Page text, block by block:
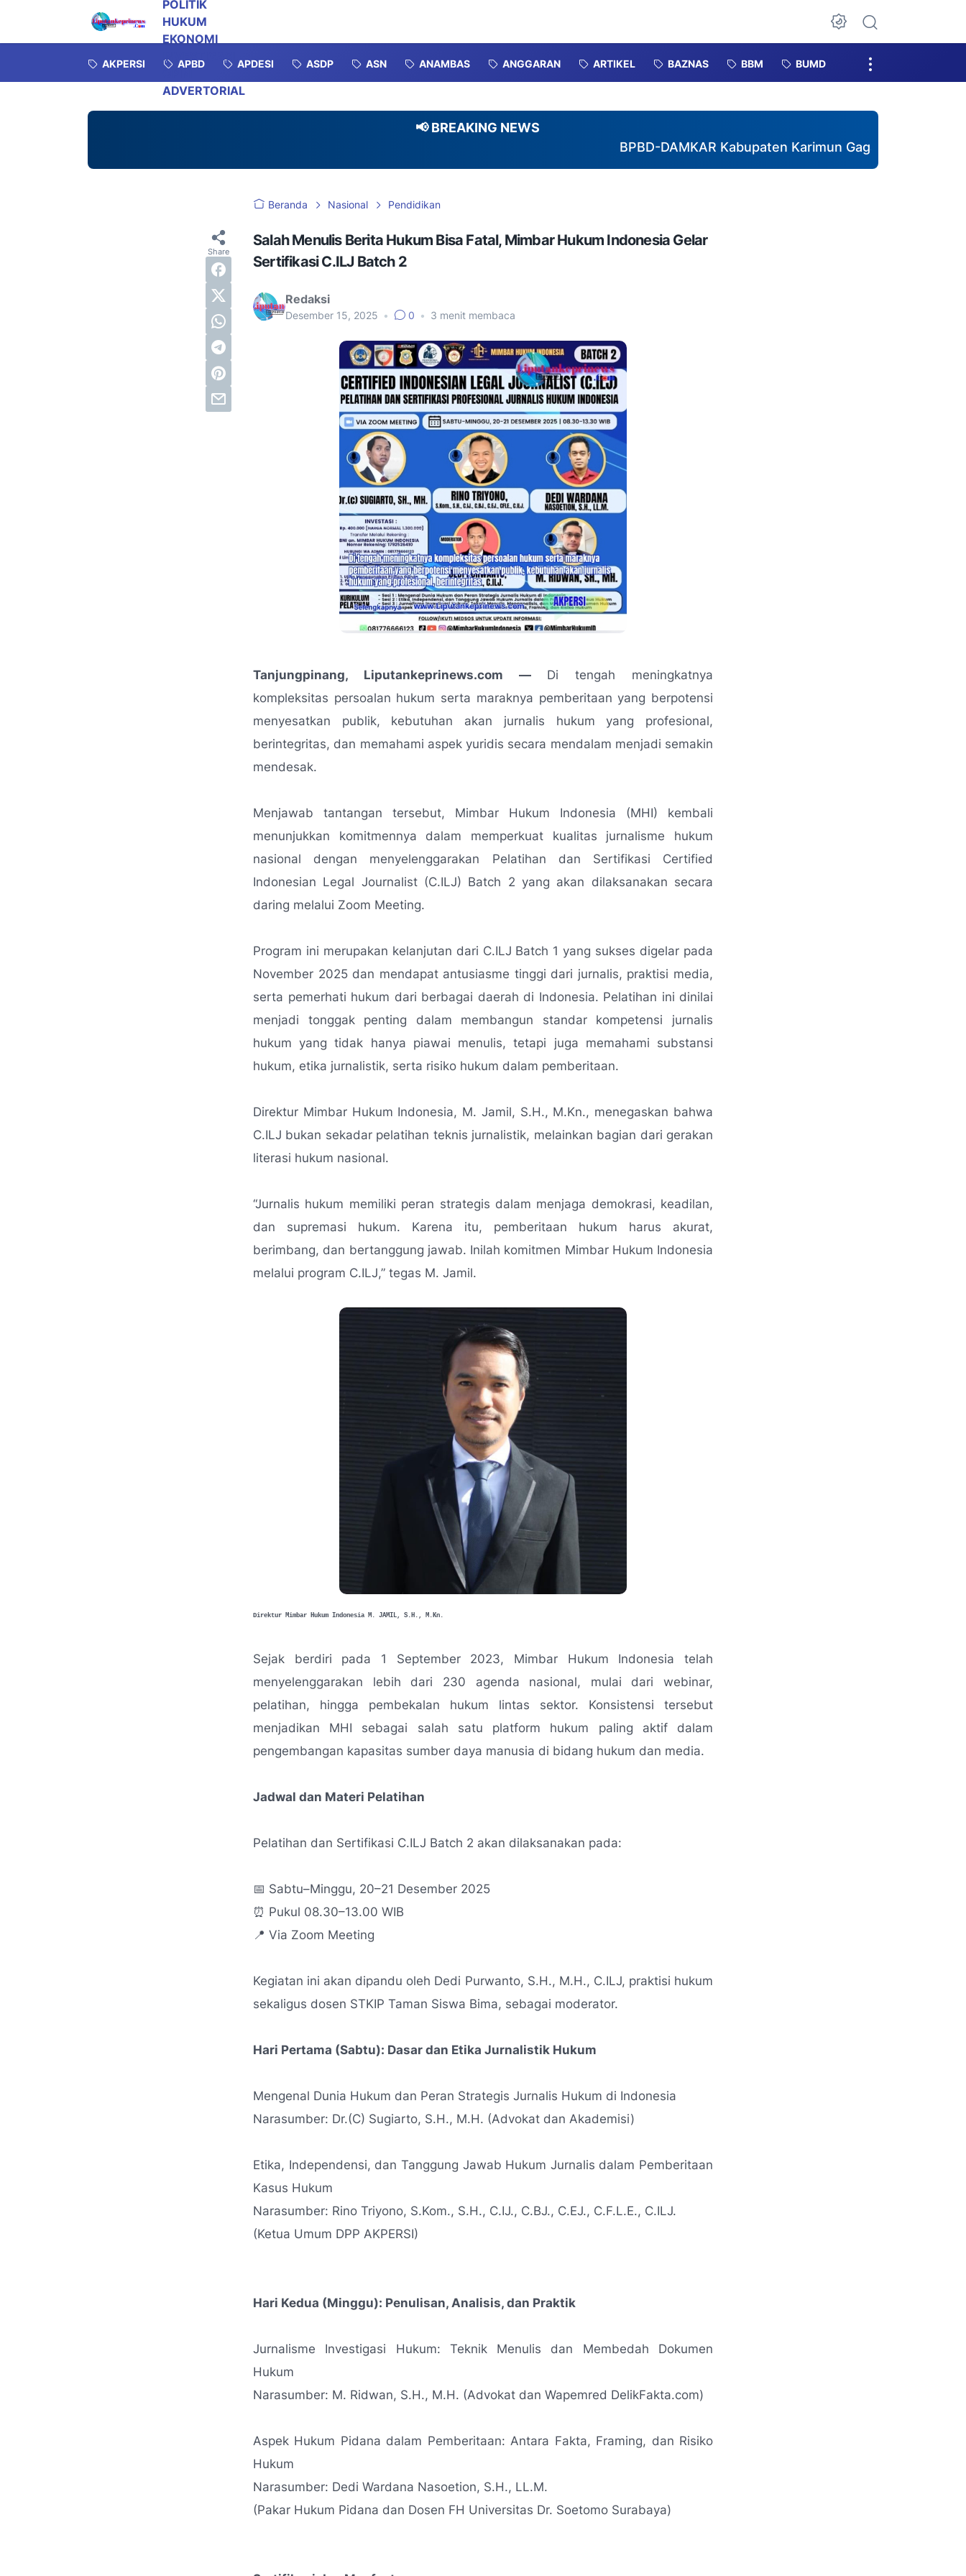
POLITIK
HUKUM
EKONOMI
INVESTIGASI
OPINI
ADVERTORIAL
Dark Mode
AKPERSI APBD APDESI ASDP ASN ANAMBAS ANGGARAN ARTIKEL BAZNAS BBM BUMD
📢 BREAKING NEWS
BPBD-DAMKAR Kabupaten Karimun Gagas Pembentukan
Beranda Nasional Pendidikan
Salah Menulis Berita Hukum Bisa Fatal, Mimbar Hukum Indonesia Gelar
Sertifikasi C.ILJ Batch 2
Redaksi
Desember 15, 2025 • 0 • 3 menit membaca
Tanjungpinang, Liputankeprinews.com —Di tengah meningkatnya
kompleksitas persoalan hukum serta maraknya pemberitaan yang berpotensi
menyesatkan publik, kebutuhan akan jurnalis hukum yang profesional,
berintegritas, dan memahami aspek yuridis secara mendalam menjadi semakin
mendesak.
Menjawab tantangan tersebut, Mimbar Hukum Indonesia (MHI) kembali
menunjukkan komitmennya dalam memperkuat kualitas jurnalisme hukum
nasional dengan menyelenggarakan Pelatihan dan Sertifikasi Certified
Indonesian Legal Journalist (C.ILJ) Batch 2 yang akan dilaksanakan secara
daring melalui Zoom Meeting.
Program ini merupakan kelanjutan dari C.ILJ Batch 1 yang sukses digelar pada
November 2025 dan mendapat antusiasme tinggi dari jurnalis, praktisi media,
serta pemerhati hukum dari berbagai daerah di Indonesia. Pelatihan ini dinilai
menjadi tonggak penting dalam membangun standar kompetensi jurnalis
hukum yang tidak hanya piawai menulis, tetapi juga memahami substansi
hukum, etika jurnalistik, serta risiko hukum dalam pemberitaan.
Direktur Mimbar Hukum Indonesia, M. Jamil, S.H., M.Kn., menegaskan bahwa
C.ILJ bukan sekadar pelatihan teknis jurnalistik, melainkan bagian dari gerakan
literasi hukum nasional.
“Jurnalis hukum memiliki peran strategis dalam menjaga demokrasi, keadilan,
dan supremasi hukum. Karena itu, pemberitaan hukum harus akurat,
berimbang, dan bertanggung jawab. Inilah komitmen Mimbar Hukum Indonesia
melalui program C.ILJ,” tegas M. Jamil.
Direktur Mimbar Hukum Indonesia M. JAMIL, S.H., M.Kn.
Sejak berdiri pada 1 September 2023, Mimbar Hukum Indonesia telah
menyelenggarakan lebih dari 230 agenda nasional, mulai dari webinar,
pelatihan, hingga pembekalan hukum lintas sektor. Konsistensi tersebut
menjadikan MHI sebagai salah satu platform hukum paling aktif dalam
pengembangan kapasitas sumber daya manusia di bidang hukum dan media.
Jadwal dan Materi Pelatihan
Pelatihan dan Sertifikasi C.ILJ Batch 2 akan dilaksanakan pada:
📅 Sabtu–Minggu, 20–21 Desember 2025
⏰ Pukul 08.30–13.00 WIB
📍 Via Zoom Meeting
Kegiatan ini akan dipandu oleh Dedi Purwanto, S.H., M.H., C.ILJ, praktisi hukum
sekaligus dosen STKIP Taman Siswa Bima, sebagai moderator.
Hari Pertama (Sabtu): Dasar dan Etika Jurnalistik Hukum
Mengenal Dunia Hukum dan Peran Strategis Jurnalis Hukum di Indonesia
Narasumber: Dr.(C) Sugiarto, S.H., M.H. (Advokat dan Akademisi)
Etika, Independensi, dan Tanggung Jawab Hukum Jurnalis dalam Pemberitaan
Kasus Hukum
Narasumber: Rino Triyono, S.Kom., S.H., C.IJ., C.BJ., C.EJ., C.F.L.E., C.ILJ.
(Ketua Umum DPP AKPERSI)
Hari Kedua (Minggu): Penulisan, Analisis, dan Praktik
Jurnalisme Investigasi Hukum: Teknik Menulis dan Membedah Dokumen
Hukum
Narasumber: M. Ridwan, S.H., M.H. (Advokat dan Wapemred DelikFakta.com)
Aspek Hukum Pidana dalam Pemberitaan: Antara Fakta, Framing, dan Risiko
Hukum
Narasumber: Dedi Wardana Nasoetion, S.H., LL.M.
(Pakar Hukum Pidana dan Dosen FH Universitas Dr. Soetomo Surabaya)